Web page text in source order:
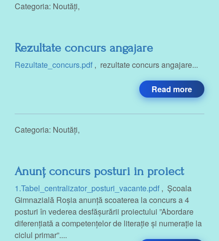
Categoria: Noutăți,
Rezultate concurs angajare
Rezultate_concurs.pdf , rezultate concurs angajare...
Read more
Categoria: Noutăți,
Anunț concurs posturi in proiect
1.Tabel_centralizator_posturi_vacante.pdf , Școala
Gimnazială Roșia anunță scoaterea la concurs a 4
posturi în vederea desfășurării proiectului ”Abordare
diferențiată a competențelor de literație și numerație la
ciclul primar”....